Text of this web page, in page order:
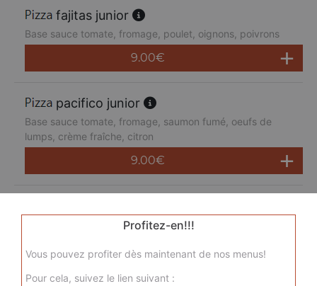
fajitas junior
Base sauce tomate, fromage, poulet, oignons, poivrons
9.00€
pacifico junior
Base sauce tomate, fromage, saumon fumé, oeufs de
lumps, crème fraîche, citron
9.00€
Base sauce tomate, fromage, chorizo, jambon de dinde,
Profitez-en!!!
Vous pouvez profiter dès maintenant de nos menus!
Pour cela, suivez le lien suivant :